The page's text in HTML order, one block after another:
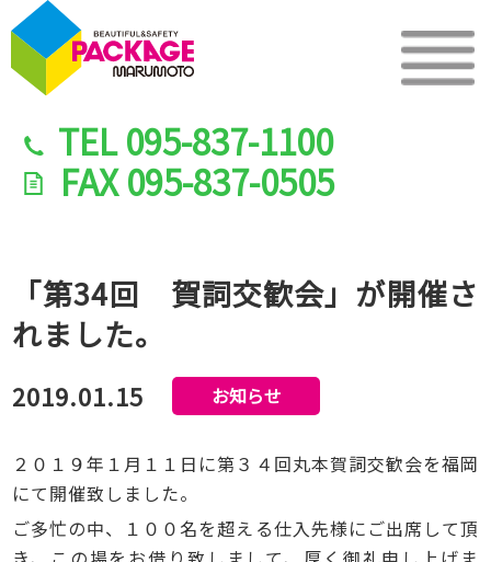
TEL095-837-1100
FAX095-837-0505
「第34回 賀詞交歓会」が開催さ
れました。
2019.01.15 お知らせ
２０１９年１月１１日に第３４回丸本賀詞交歓会を福岡
にて開催致しました。
ご多忙の中、１００名を超える仕入先様にご出席して頂